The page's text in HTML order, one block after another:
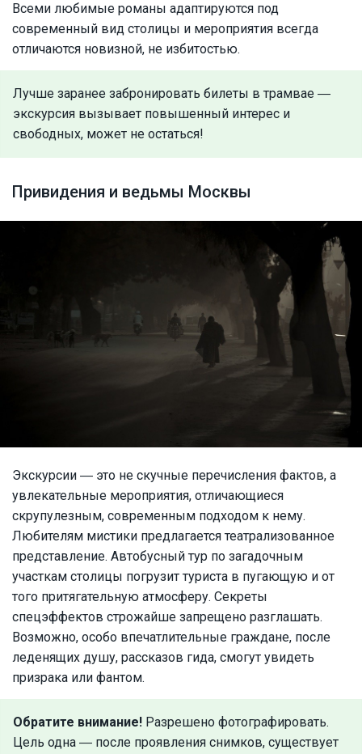
Всеми любимые романы адаптируются под
современный вид столицы и мероприятия всегда
отличаются новизной, не избитостью.
Лучше заранее забронировать билеты в трамвае ―
экскурсия вызывает повышенный интерес и
свободных, может не остаться!
Привидения и ведьмы Москвы
Экскурсии ― это не скучные перечисления фактов, а
увлекательные мероприятия, отличающиеся
скрупулезным, современным подходом к нему.
Любителям мистики предлагается театрализованное
представление. Автобусный тур по загадочным
участкам столицы погрузит туриста в пугающую и от
того притягательную атмосферу. Секреты
спецэффектов строжайше запрещено разглашать.
Возможно, особо впечатлительные граждане, после
леденящих душу, рассказов гида, смогут увидеть
призрака или фантом.
Обратите внимание! Разрешено фотографировать.
Цель одна ― после проявления снимков, существует